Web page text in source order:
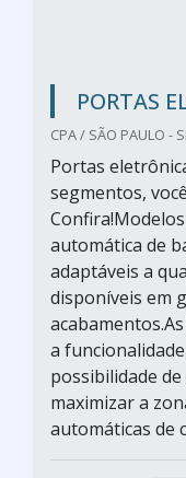
PORTAS
CPA / SÃO PAULO -
Portas
segmentos,
automática de
adaptáveis a
disponíveis em
a
possibilidade
maximizar a
automáticas de